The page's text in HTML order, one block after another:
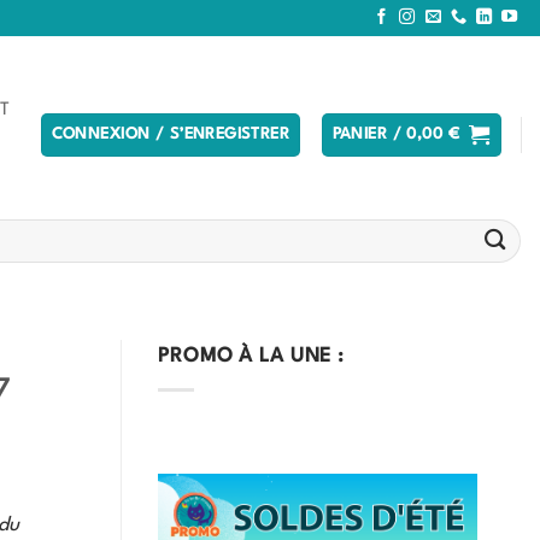
CONNEXION / S’ENREGISTRER PANIER /0,00 €
PROMO À LA UNE :